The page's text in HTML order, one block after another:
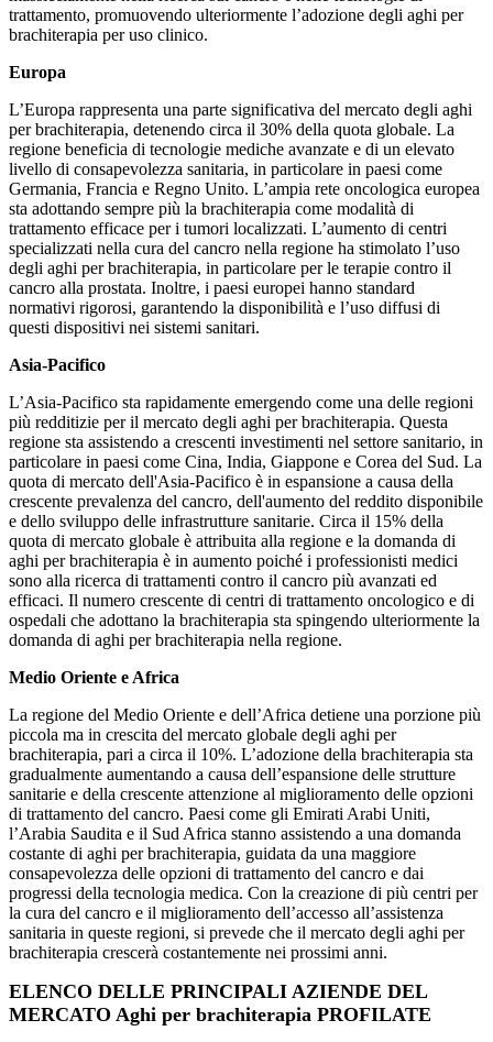
trattamento, promuovendo ulteriormente l’adozione degli aghi per
brachiterapia per uso clinico.
Europa
L’Europa rappresenta una parte significativa del mercato degli aghi
per brachiterapia, detenendo circa il 30% della quota globale. La
regione beneficia di tecnologie mediche avanzate e di un elevato
livello di consapevolezza sanitaria, in particolare in paesi come
Germania, Francia e Regno Unito. L’ampia rete oncologica europea
sta adottando sempre più la brachiterapia come modalità di
trattamento efficace per i tumori localizzati. L’aumento di centri
specializzati nella cura del cancro nella regione ha stimolato l’uso
degli aghi per brachiterapia, in particolare per le terapie contro il
cancro alla prostata. Inoltre, i paesi europei hanno standard
normativi rigorosi, garantendo la disponibilità e l’uso diffusi di
questi dispositivi nei sistemi sanitari.
Asia-Pacifico
L’Asia-Pacifico sta rapidamente emergendo come una delle regioni
più redditizie per il mercato degli aghi per brachiterapia. Questa
regione sta assistendo a crescenti investimenti nel settore sanitario, in
particolare in paesi come Cina, India, Giappone e Corea del Sud. La
quota di mercato dell'Asia-Pacifico è in espansione a causa della
crescente prevalenza del cancro, dell'aumento del reddito disponibile
e dello sviluppo delle infrastrutture sanitarie. Circa il 15% della
quota di mercato globale è attribuita alla regione e la domanda di
aghi per brachiterapia è in aumento poiché i professionisti medici
sono alla ricerca di trattamenti contro il cancro più avanzati ed
efficaci. Il numero crescente di centri di trattamento oncologico e di
ospedali che adottano la brachiterapia sta spingendo ulteriormente la
domanda di aghi per brachiterapia nella regione.
Medio Oriente e Africa
La regione del Medio Oriente e dell’Africa detiene una porzione più
piccola ma in crescita del mercato globale degli aghi per
brachiterapia, pari a circa il 10%. L’adozione della brachiterapia sta
gradualmente aumentando a causa dell’espansione delle strutture
sanitarie e della crescente attenzione al miglioramento delle opzioni
di trattamento del cancro. Paesi come gli Emirati Arabi Uniti,
l’Arabia Saudita e il Sud Africa stanno assistendo a una domanda
costante di aghi per brachiterapia, guidata da una maggiore
consapevolezza delle opzioni di trattamento del cancro e dai
progressi della tecnologia medica. Con la creazione di più centri per
la cura del cancro e il miglioramento dell’accesso all’assistenza
sanitaria in queste regioni, si prevede che il mercato degli aghi per
brachiterapia crescerà costantemente nei prossimi anni.
ELENCO DELLE PRINCIPALI AZIENDE DEL
MERCATO Aghi per brachiterapia PROFILATE